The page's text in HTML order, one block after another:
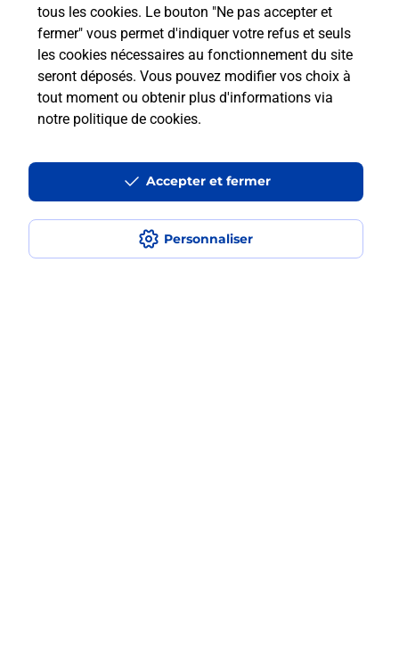
tous les cookies. Le bouton "Ne pas accepter et
fermer" vous permet d'indiquer votre refus et seuls
les cookies nécessaires au fonctionnement du site
seront déposés. Vous pouvez modifier vos choix à
tout moment ou obtenir plus d'informations via
notre politique de cookies.
Personnaliser
Accepter et fermer
Quel réseau utilise La Poste Mobile ?
Est-ce que je peux garder mon
numéro de mobile gratuitement ?
Est-ce que je peux utiliser mon forfait
à l’étranger avec La Poste Mobile ?